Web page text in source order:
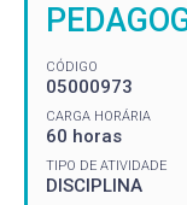
CÓDIGO
05000973
CARGA HORÁRIA
60 horas
TIPO DE ATIVIDADE
DISCIPLINA